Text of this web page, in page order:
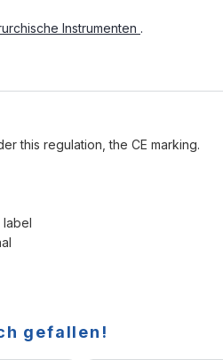
Instrumenten .
this regulation, the CE marking.
label
gefallen!